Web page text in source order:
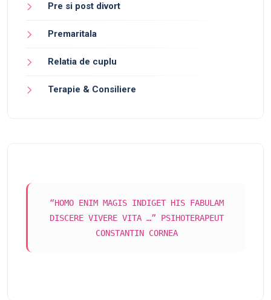
Pre si post divort
Premaritala
Relatia de cuplu
Terapie & Consiliere
“HOMO ENIM MAGIS INDIGET HIS FABULAM
DISCERE VIVERE VITA …” PSIHOTERAPEUT
CONSTANTIN CORNEA